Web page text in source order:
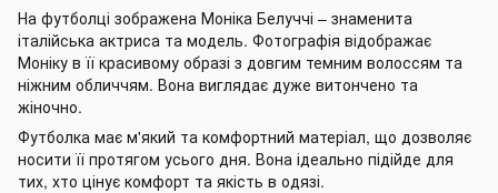
На футболці зображена Моніка Белуччі – знаменита
італійська актриса та модель. Фотографія відображає
Моніку в її красивому образі з довгим темним волоссям та
ніжним обличчям. Вона виглядає дуже витончено та
жіночно.
Футболка має м'який та комфортний матеріал, що дозволяє
носити її протягом усього дня. Вона ідеально підійде для
тих, хто цінує комфорт та якість в одязі.